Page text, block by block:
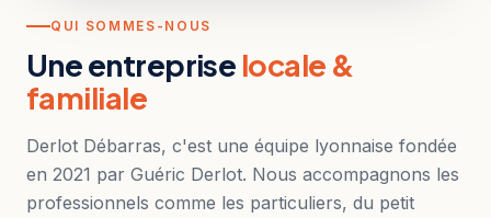
QUI SOMMES-NOUS
Une entreprise locale &
familiale
Derlot Débarras, c'est une équipe lyonnaise fondée
en 2021 par Guéric Derlot. Nous accompagnons les
professionnels comme les particuliers, du petit